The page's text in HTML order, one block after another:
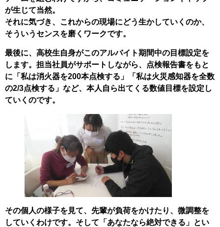
が生じて当然。
それに気づき、これからの現場にどう生かしていくのか、
そういうセンスを磨くワークです。
最後に、高校生自身がこのアルバイト期間中の目標設定を
します。担当社員がサポートしながら、点検報告書をもと
に「私は消火器を200本点検する」「私は火災感知器を全数
の2/3点検する」など、本人自ら出てくる数値目標を設定し
ていくのです。
その個人の様子を見て、先輩が負荷をかけたり、微調整を
していくわけです。そして「あなたなら絶対できる」とい